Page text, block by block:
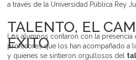
a través de la Universidad Pública Rey
TALENTO, EL
ÉXITO
Los alumnos contaron con la presencia
profesores que los han acompañado a
y quienes se sintieron orgullosos del